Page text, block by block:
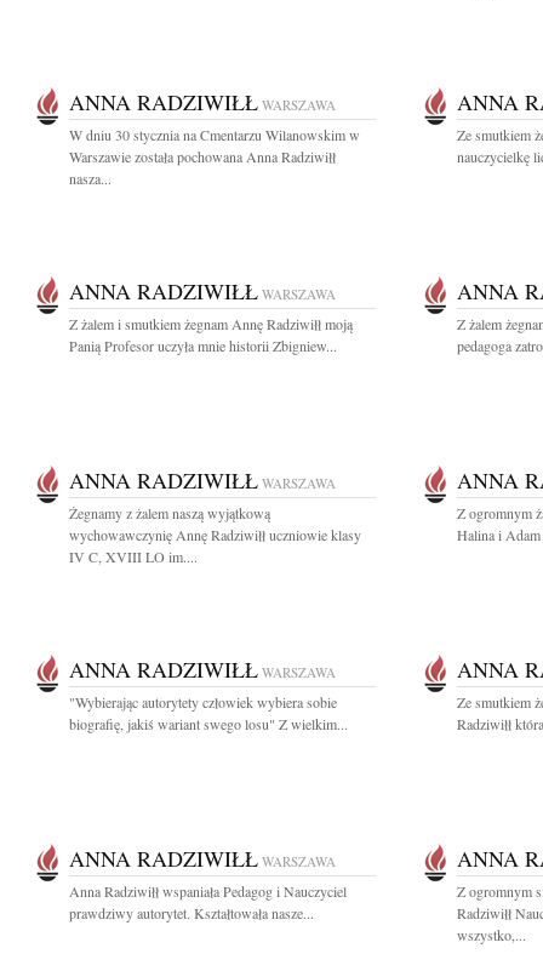
ANNA RADZIWIŁŁ WARSZAWA
W dniu 30 stycznia na Cmentarzu Wilanowskim w
Warszawie została pochowana Anna Radziwiłł
nasza...
ANNA
Ze smutkiem
nauczycielkę
ANNA RADZIWIŁŁ WARSZAWA
Z żalem i smutkiem żegnam Annę Radziwiłł moją
Panią Profesor uczyła mnie historii Zbigniew...
ANNA
Z żalem
pedagoga
ANNA RADZIWIŁŁ WARSZAWA
Żegnamy z żalem naszą wyjątkową
wychowawczynię Annę Radziwiłł uczniowie klasy
IV C, XVIII LO im....
ANNA
Z ogromnym
Halina i
ANNA RADZIWIŁŁ WARSZAWA
"Wybierając autorytety człowiek wybiera sobie
biografię, jakiś wariant swego losu" Z wielkim...
ANNA
Ze smutkiem
Radziwiłł
ANNA RADZIWIŁŁ WARSZAWA
Anna Radziwiłł wspaniała Pedagog i Nauczyciel
prawdziwy autorytet. Kształtowała nasze...
ANNA
Z ogromnym
Radziwiłł
wszystko,...